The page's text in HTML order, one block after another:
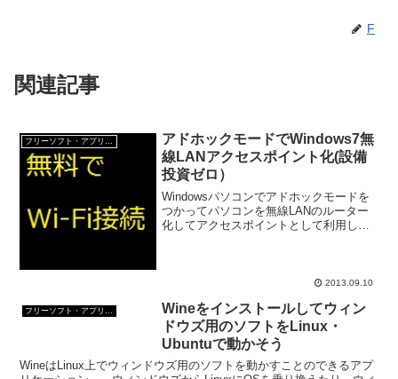
F
関連記事
フリーソフト・アプリ・Webサービス
アドホックモードでWindows7無
線LANアクセスポイント化(設備
投資ゼロ）
Windowsパソコンでアドホックモードを
つかってパソコンを無線LANのルーター
化してアクセスポイントとして利用して
2013.09.10
フリーソフト・アプリ・Webサービス
Wineをインストールしてウィン
ドウズ用のソフトをLinux・
Ubuntuで動かそう
WineはLinux上でウィンドウズ用のソフトを動かすことのできるアプ